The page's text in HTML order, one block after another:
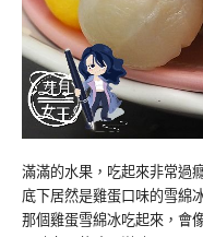
滿滿的水果，吃起來非常過
底下居然是雞蛋口味的雪綿
那個雞蛋雪綿冰吃起來，會